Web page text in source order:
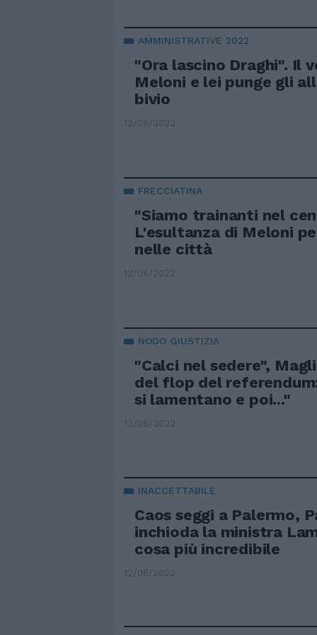
AMMINISTRATIVE 2022
"Ora lascino Draghi". Il
Meloni e lei punge gli
bivio
13/06/2022
FRECCIATINA
"Siamo trainanti nel
L'esultanza di Meloni
nelle città
13/06/2022
NODO GIUSTIZIA
"Calci nel sedere",
del flop del
si lamentano e poi..."
13/06/2022
INACCETTABILE
Caos seggi a Palermo,
inchioda la ministra
cosa più incredibile
12/06/2022